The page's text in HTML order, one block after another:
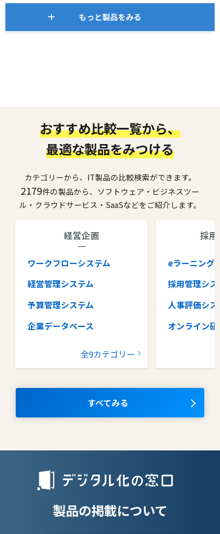
もっと製品をみる
おすすめ比較一覧から、
最適な製品をみつける
カテゴリーから、IT製品の比較検索ができます。
2179件の製品から、ソフトウェア・ビジネスツー
ル・クラウドサービス・SaaSなどをご紹介します。
経営企画
ワークフローシステム
経営管理システム
予算管理システム
企業データベース
コラボレーションツール
ナレッジマネジメントツール
全9カテゴリー
採
eラーニング
採用管理シス
人事評価シス
オンライン研
タレントマ
OKRツール
授業支援シス
すべてみる
製品の掲載について